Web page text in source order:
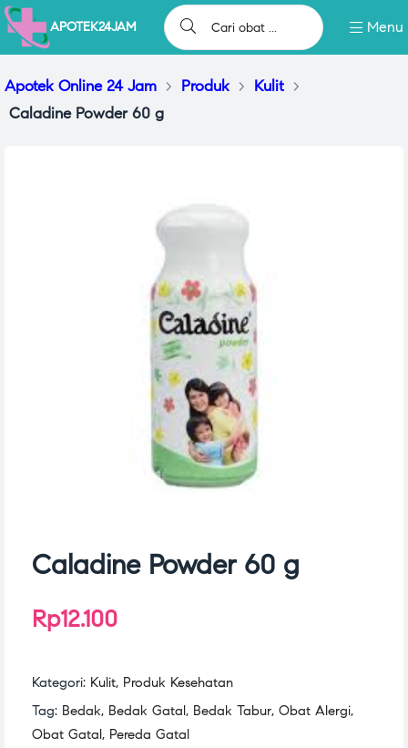
APOTEK24JAM Menu
Apotek Online 24 Jam > Produk > Kulit >
Caladine Powder 60 g
Caladine Powder 60 g
Rp12.100
Kategori: Kulit, Produk Kesehatan
Tag: Bedak, Bedak Gatal, Bedak Tabur, Obat Alergi,
Obat Gatal, Pereda Gatal